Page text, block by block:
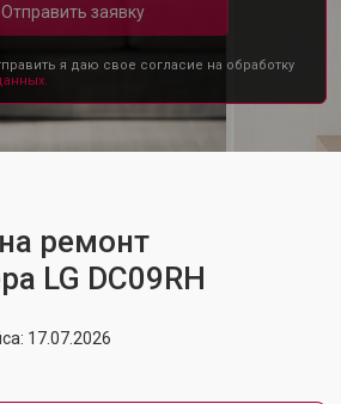
Отправить заявку
я даю свое согласие на обработку
ремонт
LG DC09RH
17.07.2026